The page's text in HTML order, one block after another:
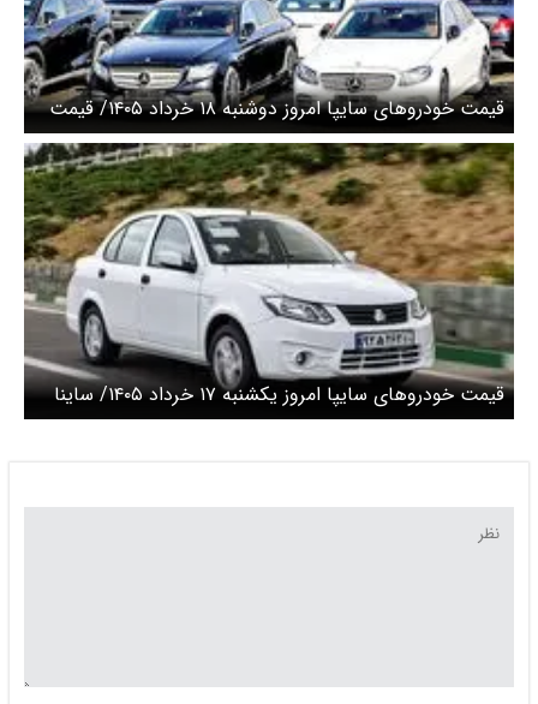
قیمت خودرو‌های سایپا امروز دوشنبه ۱۸ خرداد ۱۴۰۵/ قیمت
سهند امروز چند؟ + جدول
قیمت خودرو‌های سایپا امروز یکشنبه ۱۷ خرداد ۱۴۰۵/ ساینا
امروز چند؟ + جدول